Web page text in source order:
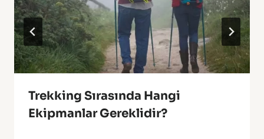
Trekking Sırasında Hangi
Ekipmanlar Gereklidir?